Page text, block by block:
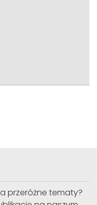
przeróżne tematy?